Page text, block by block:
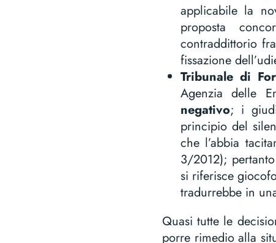
applicabile la
proposta
contraddittorio
fissazione
Tribunale di
Agenzia delle
negativo; i
principio del
che l’abbia
3/2012);
si riferisce
tradurrebbe in
Quasi tutte le
porre rimedio alla